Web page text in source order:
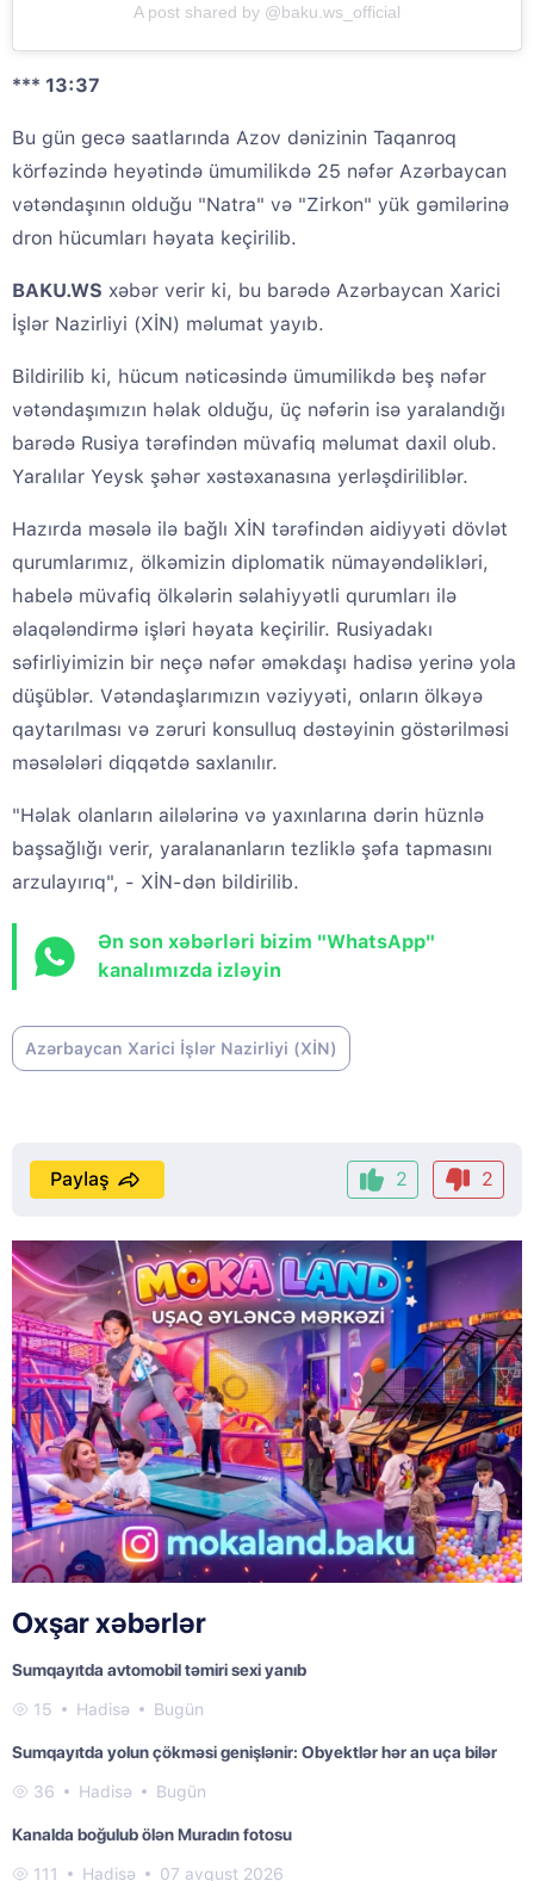
A post shared by @baku.ws_official
*** 13:37
Bu gün gecə saatlarında Azov dənizinin Taqanroq
körfəzində heyətində ümumilikdə 25 nəfər Azərbaycan
vətəndaşının olduğu "Natra" və "Zirkon" yük gəmilərinə
dron hücumları həyata keçirilib.
BAKU.WS xəbər verir ki, bu barədə Azərbaycan Xarici
İşlər Nazirliyi (XİN) məlumat yayıb.
Bildirilib ki, hücum nəticəsində ümumilikdə beş nəfər
vətəndaşımızın həlak olduğu, üç nəfərin isə yaralandığı
barədə Rusiya tərəfindən müvafiq məlumat daxil olub.
Yaralılar Yeysk şəhər xəstəxanasına yerləşdiriliblər.
Hazırda məsələ ilə bağlı XİN tərəfindən aidiyyəti dövlət
qurumlarımız, ölkəmizin diplomatik nümayəndəlikləri,
habelə müvafiq ölkələrin səlahiyyətli qurumları ilə
əlaqələndirmə işləri həyata keçirilir. Rusiyadakı
səfirliyimizin bir neçə nəfər əməkdaşı hadisə yerinə yola
düşüblər. Vətəndaşlarımızın vəziyyəti, onların ölkəyə
qaytarılması və zəruri konsulluq dəstəyinin göstərilməsi
məsələləri diqqətdə saxlanılır.
"Həlak olanların ailələrinə və yaxınlarına dərin hüznlə
başsağlığı verir, yaralananların tezliklə şəfa tapmasını
arzulayırıq", - XİN-dən bildirilib.
Ən son xəbərləri bizim "WhatsApp"
kanalımızda izləyin
Azərbaycan Xarici İşlər Nazirliyi (XİN)
2 2
Paylaş
Oxşar xəbərlər
Sumqayıtda avtomobil təmiri sexi yanıb
15 Hadisə Bugün
Sumqayıtda yolun çökməsi genişlənir: Obyektlər hər an uça bilər
36 Hadisə Bugün
Kanalda boğulub ölən Muradın fotosu
111 Hadisə 07 avqust 2026